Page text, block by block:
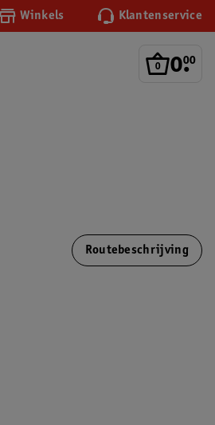
Winkels Klantenservice
0.
00
Routebeschrijving